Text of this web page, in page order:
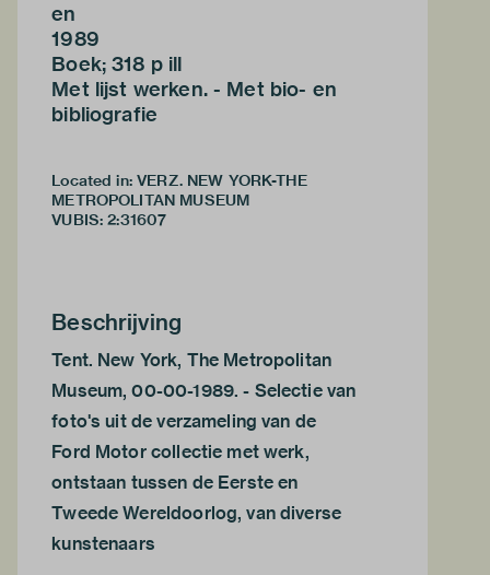
en
1989
Boek; 318 p ill
Met lijst werken. - Met bio- en
bibliografie
Located in: VERZ. NEW YORK-THE
METROPOLITAN MUSEUM
VUBIS: 2:31607
Beschrijving
Tent. New York, The Metropolitan
Museum, 00-00-1989. - Selectie van
foto's uit de verzameling van de
Ford Motor collectie met werk,
ontstaan tussen de Eerste en
Tweede Wereldoorlog, van diverse
kunstenaars